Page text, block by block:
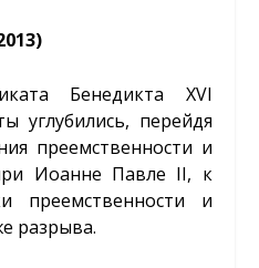
Бенедикта XVI
углубились, перейдя
преемственности и
Иоанне Павле II, к
преемственности и
разрыва.